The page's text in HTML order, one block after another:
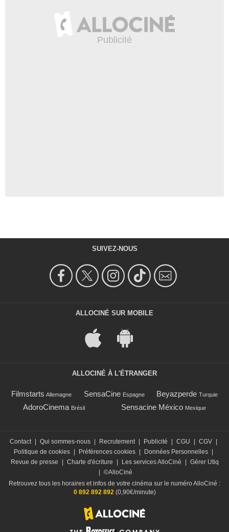
SUIVEZ-NOUS
ALLOCINÉ SUR MOBILE
ALLOCINÉ À L'ÉTRANGER
Filmstarts Allemagne SensaCine Espagne Beyazperde Turquie
AdoroCinema Brésil Sensacine México Mexique
Contact Qui sommes-nous Recrutement Publicité CGU CGV
Politique de cookies
Préférences cookies Données Personnelles
Revue de presse
Charte d'écriture Les services AlloCiné
Gérer Utiq
©AlloCiné
Retrouvez tous les horaires et infos de votre cinéma sur le numéro AlloCiné :
0 892 892 892(0,90€/minute)